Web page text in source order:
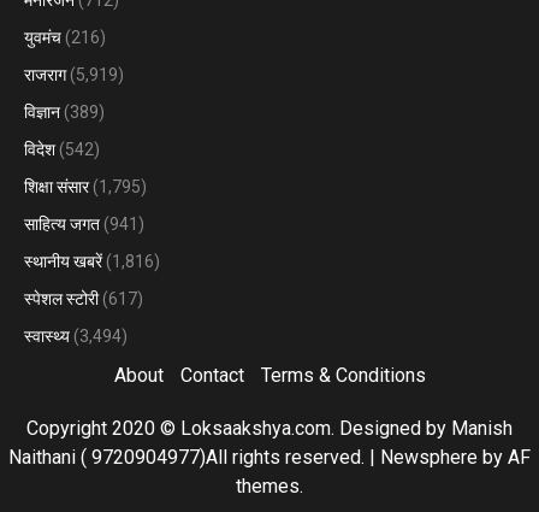
युवमंच (216)
राजराग(5,919)
विज्ञान (389)
विदेश (542)
शिक्षा संसार(1,795)
साहित्य जगत (941)
स्थानीय खबरें(1,816)
स्पेशल स्टोरी(617)
स्वास्थ्य (3,494)
About Contact Terms & Conditions
Copyright 2020 © Loksaakshya.com. Designed by Manish
Naithani ( 9720904977)All rights reserved. | Newsphere by AF
themes.